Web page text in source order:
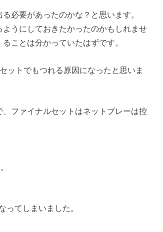
必要があったのかな？と思います。
うにしておきたかったのかもしれませ
ことは分かっていたはずです。
ットでもつれる原因になったと思いま
ファイナルセットはネットプレーは控
ってしまいました。